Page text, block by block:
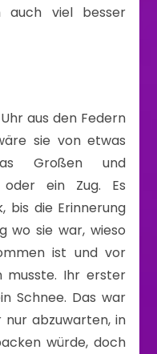
viel besser
aus den Federn
sie von etwas
Großen und
ein Zug. Es
bis die Erinnerung
wo sie war, wieso
ist und vor
musste. Ihr erster
Schnee. Das war
nur abzuwarten, in
würde, doch